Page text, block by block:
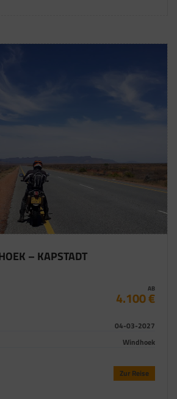
– KAPSTADT
AB
4.100 €
04-03-2027
Windhoek
Zur Reise